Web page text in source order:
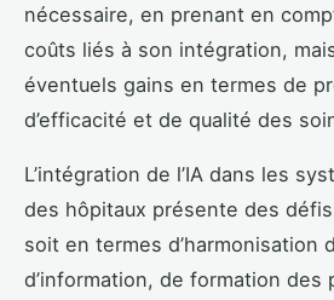
nécessaire, en prenant en
coûts liés à son intégration,
éventuels gains en termes de
d’efficacité et de qualité des
L’intégration de l’IA dans les
des hôpitaux présente des
soit en termes d’harmonisation
d’information, de formation des